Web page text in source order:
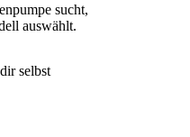
sucht,
auswählt.
selbst